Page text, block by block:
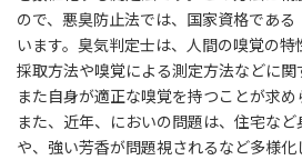
ので、悪臭防止法では、国家資格である
います。臭気判定士は、人間の嗅覚の
採取方法や嗅覚による測定方法などに関
また自身が適正な嗅覚を持つことが求め
また、近年、においの問題は、住宅な
や、強い芳香が問題視されるなど多様